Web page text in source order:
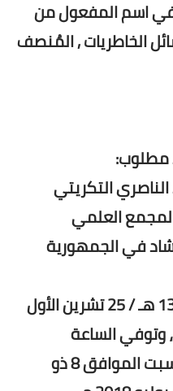
اسم المفعول من
الخاطريات , المُنصف
مطلوب:
التكريتي
العلمي
في الجمهورية
ولد يوم الأحد 10 شعبان 1355 هـ / 25 تشرين الأول
وتوفي الساعة
الخامسة والربع عصر يوم السبت الموافق 8 ذو